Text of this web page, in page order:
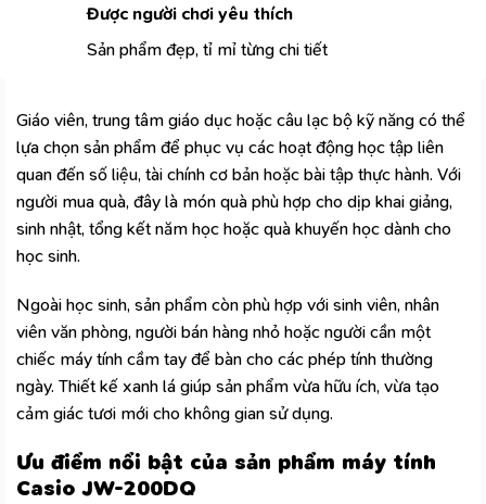
Được người chơi yêu thích
Sản phẩm đẹp, tỉ mỉ từng chi tiết
Giáo viên, trung tâm giáo dục hoặc câu lạc bộ kỹ năng có thể
lựa chọn sản phẩm để phục vụ các hoạt động học tập liên
quan đến số liệu, tài chính cơ bản hoặc bài tập thực hành. Với
người mua quà, đây là món quà phù hợp cho dịp khai giảng,
sinh nhật, tổng kết năm học hoặc quà khuyến họcdành cho
học sinh.
Ngoài học sinh, sản phẩm còn phù hợp với sinh viên, nhân
viên văn phòng, người bán hàng nhỏ hoặc người cần một
chiếc máy tính cầm tay để bàn cho các phép tính thường
ngày. Thiết kế xanh lá giúp sản phẩm vừa hữu ích, vừa tạo
cảm giác tươi mới cho không gian sử dụng.
Ưu điểm nổi bật của sản phẩm máy tính
Casio JW-200DQ